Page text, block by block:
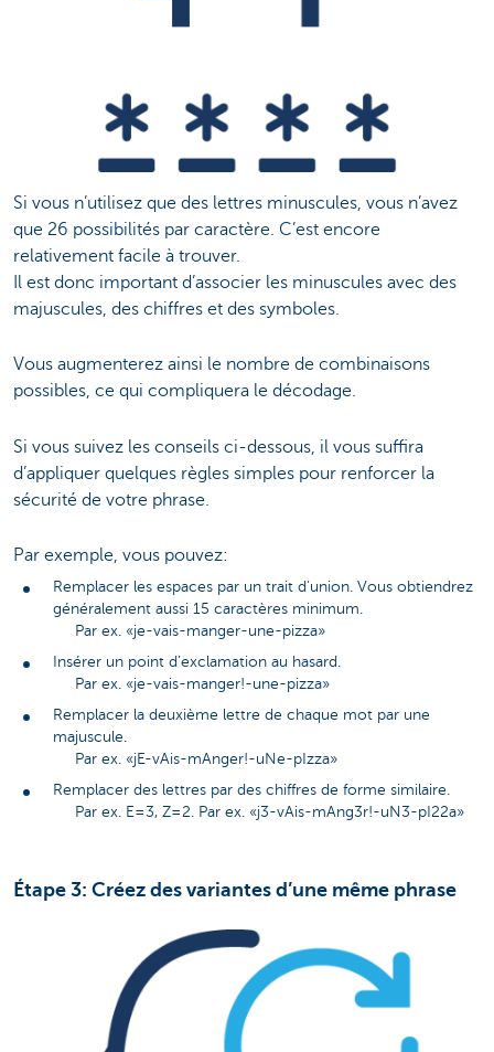
Si vous n’utilisez que des lettres minuscules, vous n’avez
que 26 possibilités par caractère. C’est encore
relativement facile à trouver.
Il est donc important d’associer les minuscules avec des
majuscules, des chiffres et des symboles.
Vous augmenterez ainsi le nombre de combinaisons
possibles, ce qui compliquera le décodage.
Si vous suivez les conseils ci-dessous, il vous suffira
d’appliquer quelques règles simples pour renforcer la
sécurité de votre phrase.
Par exemple, vous pouvez:
Remplacer les espaces par un trait d’union. Vous obtiendrez
généralement aussi 15 caractères minimum.
Par ex. «je-vais-manger-une-pizza»
Insérer un point d’exclamation au hasard.
Par ex. «je-vais-manger!-une-pizza»
Remplacer la deuxième lettre de chaque mot par une
majuscule.
Par ex. «jE-vAis-mAnger!-uNe-pIzza»
Remplacer des lettres par des chiffres de forme similaire.
Par ex. E=3, Z=2. Par ex. «j3-vAis-mAng3r!-uN3-pI22a»
Étape 3: Créez des variantes d’une même phrase